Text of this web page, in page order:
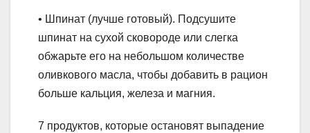
• Шпинат (лучше готовый). Подсушите
шпинат на сухой сковороде или слегка
обжарьте его на небольшом количестве
оливкового масла, чтобы добавить в рацион
больше кальция, железа и магния.
7 продуктов, которые остановят выпадение